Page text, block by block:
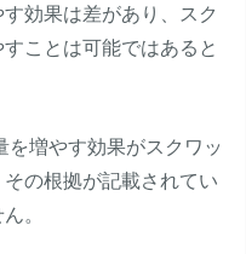
効果は差があり、スク
ことは可能ではあると
増やす効果がスクワッ
の根拠が記載されてい
。